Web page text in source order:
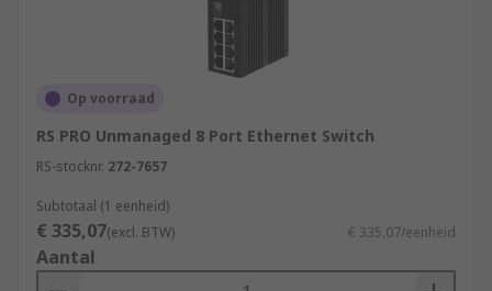
Op voorraad
RS PRO Unmanaged 8 Port Ethernet Switch
RS-stocknr. 272-7657
Subtotaal (1 eenheid)
€ 335,07(excl. BTW) € 335,07/eenheid
Aantal